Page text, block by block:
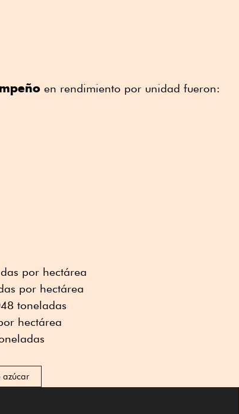
en rendimiento por unidad fueron:
por hectárea
por hectárea
toneladas
hectárea
azúcar